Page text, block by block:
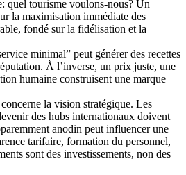
quel tourisme voulons-nous? Un
la maximisation immédiate des
fondé sur la fidélisation et la
minimal” peut générer des recettes
À l’inverse, un prix juste, une
humaine construisent une marque
la vision stratégique. Les
des hubs internationaux doivent
anodin peut influencer une
tarifaire, formation du personnel,
sont des investissements, non des